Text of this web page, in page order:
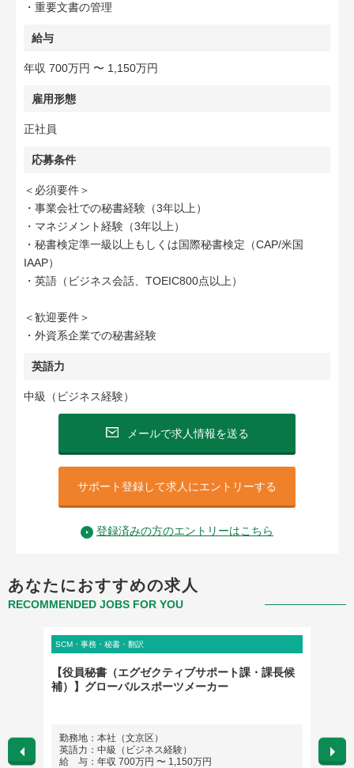
・重要文書の管理
給与
年収 700万円 〜 1,150万円
雇用形態
正社員
応募条件
＜必須要件＞
・事業会社での秘書経験（3年以上）
・マネジメント経験（3年以上）
・秘書検定準一級以上もしくは国際秘書検定（CAP/米国
IAAP）
・英語（ビジネス会話、TOEIC800点以上）
＜歓迎要件＞
・外資系企業での秘書経験
英語力
中級（ビジネス経験）
メールで求人情報を送る
サポート登録して求人にエントリーする
登録済みの方のエントリーはこちら
あなたにおすすめの求人
RECOMMENDED JOBS FOR YOU
SCM・事務・秘書・翻訳
【役員秘書（エグゼクティブサポート課・課長候
補）】グローバルスポーツメーカー
勤務地：本社（文京区）
英語力：中級（ビジネス経験）
給 与：年収 700万円 〜 1,150万円
勤務
英語
給